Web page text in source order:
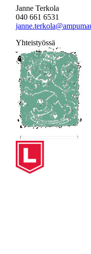
Janne Terkola
040 661 6531
Yhteistyössä